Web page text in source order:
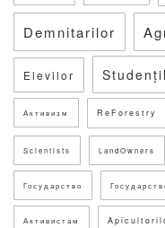
Demnitarilor
Elevilor
Активизм ReForestry
Scientists LandOwners
Государство
Активистам